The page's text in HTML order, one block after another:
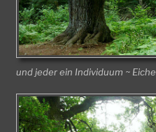
und jeder ein Individuum ~ Eiche